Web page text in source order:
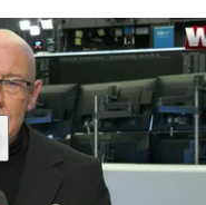
dieses Videos
übertragen.
Sie in der